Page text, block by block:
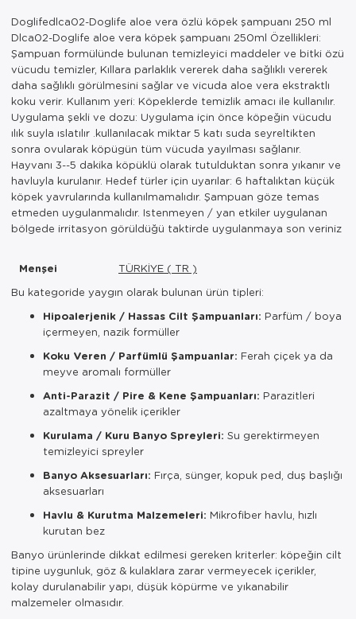
Doglifedlca02-Doglife aloe vera özlü köpek şampuanı 250 ml
Dlca02-Doglife aloe vera köpek şampuanı 250ml Özellikleri:
Şampuan formülünde bulunan temizleyici maddeler ve bitki özü
vücudu temizler, Kıllara parlaklık vererek daha sağlıklı vererek
daha sağlıklı görülmesini sağlar ve vicuda aloe vera ekstraktlı
koku verir. Kullanım yeri: Köpeklerde temizlik amacı ile kullanılır.
Uygulama şekli ve dozu: Uygulama için önce köpeğin vücudu
ılık suyla ıslatılır .kullanılacak miktar 5 katı suda seyreltikten
sonra ovularak köpügün tüm vücuda yayılması sağlanır.
Hayvanı 3--5 dakika köpüklü olarak tutulduktan sonra yıkanır ve
havluyla kurulanır. Hedef türler için uyarılar: 6 haftalıktan küçük
köpek yavrularında kullanılmamalıdır. Şampuan göze temas
etmeden uygulanmalıdır. Istenmeyen / yan etkiler uygulanan
bölgede irritasyon görüldüğü taktirde uygulanmaya son veriniz
Menşei
TÜRKİYE ( TR )
Bu kategoride yaygın olarak bulunan ürün tipleri:
Hipoalerjenik / Hassas Cilt Şampuanları: Parfüm / boya
içermeyen, nazik formüller
Koku Veren / Parfümlü Şampuanlar: Ferah çiçek ya da
meyve aromalı formüller
Anti-Parazit / Pire & Kene Şampuanları: Parazitleri
azaltmaya yönelik içerikler
Kurulama / Kuru Banyo Spreyleri: Su gerektirmeyen
temizleyici spreyler
Banyo Aksesuarları: Fırça, sünger, kopuk ped, duş başlığı
aksesuarları
Havlu & Kurutma Malzemeleri: Mikrofiber havlu, hızlı
kurutan bez
Banyo ürünlerinde dikkat edilmesi gereken kriterler: köpeğin cilt
tipine uygunluk, göz & kulaklara zarar vermeyecek içerikler,
kolay durulanabilir yapı, düşük köpürme ve yıkanabilir
malzemeler olmasıdır.